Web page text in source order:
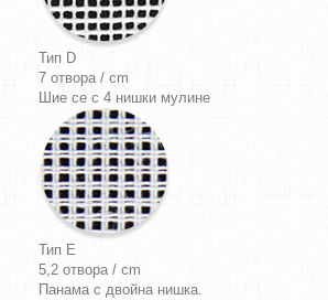
Тип D
7 отвора / cm
Шие се с 4 нишки мулине
Тип E
5,2 отвора / cm
Панама с двойна нишка.